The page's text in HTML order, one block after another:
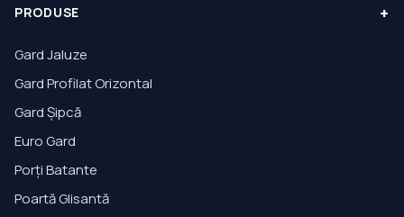
PRODUSE +
Gard Jaluze
Gard Profilat Orizontal
Gard Șipcă
Euro Gard
Porți Batante
Poartă Glisantă